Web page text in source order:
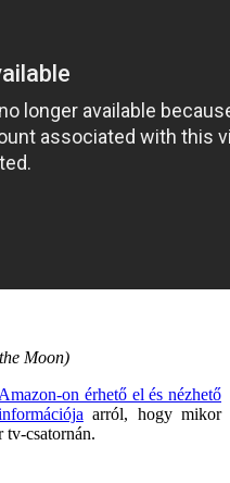
Moon)
Amazon-on érhető el és nézhető
arról, hogy mikor
tv-csatornán.